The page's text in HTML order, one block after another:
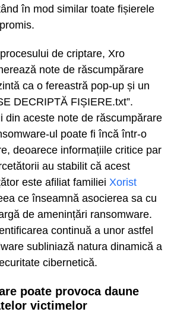
în mod similar toate fișierele
de criptare, Xro
note de răscumpărare
ca o fereastră pop-up și un
DECRIPTĂ FIȘIERE.txt”.
din aceste note de răscumpărare
ul poate fi încă într-o
deoarece informațiile critice par
au stabilit că acest
este afiliat familiei Xorist
ce înseamnă asocierea sa cu
de amenințări ransomware.
continuă a unor astfel
subliniază natura dinamică a
cibernetică.
poate provoca daune
victimelor